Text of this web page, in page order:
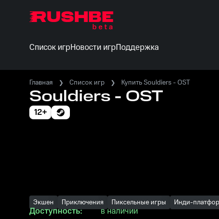
Список игрНовости игрПоддержка
Главная Список игр Купить Souldiers - OST
Souldiers - OST
12+
Экшен Приключения Пиксельные игры Инди-
Доступность:
в наличии